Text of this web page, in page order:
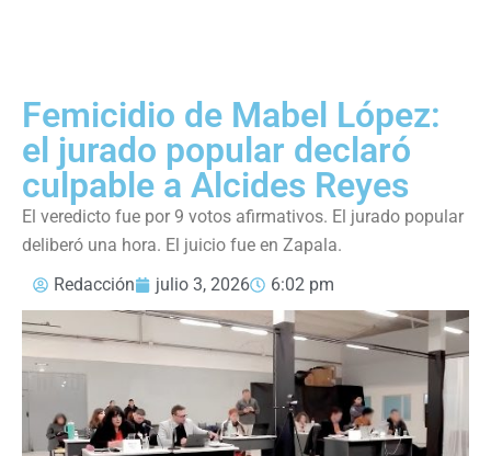
Femicidio de Mabel López:
el jurado popular declaró
culpable a Alcides Reyes
El veredicto fue por 9 votos afirmativos. El jurado popular
deliberó una hora. El juicio fue en Zapala.
Redacción
julio 3, 2026 6:02 pm